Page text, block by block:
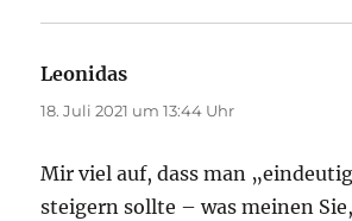
Leonidas
18. Juli 2021 um 13:44 Uhr
Mir viel auf, dass man
steigern sollte – was meinen